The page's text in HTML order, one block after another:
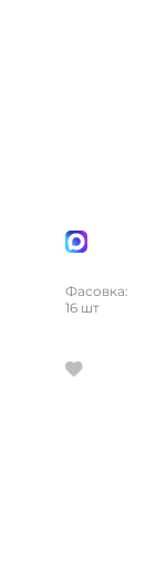
Фасовка:
16 шт